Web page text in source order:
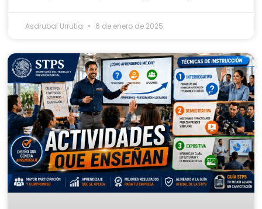
Asdrubal Urrutia 6 de enero de 2025